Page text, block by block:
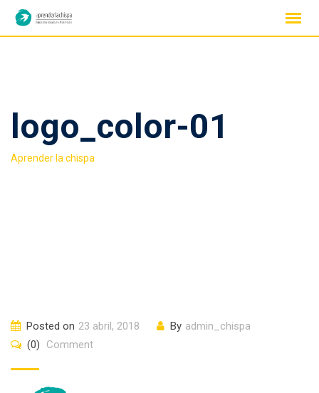
Skip
logo_color-01
Aprender la chispa
Posted on 23 abril, 2018 By admin_chispa
(0)
Comment